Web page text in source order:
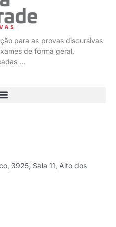
para as provas discursivas
de forma geral.
…
3925, Sala 11, Alto dos